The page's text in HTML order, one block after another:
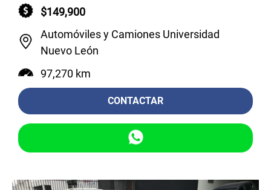
$149,900
Automóviles y Camiones Universidad
Nuevo León
97,270 km
CONTACTAR